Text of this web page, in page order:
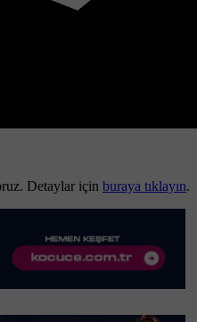
Detaylar için buraya tıklayın.